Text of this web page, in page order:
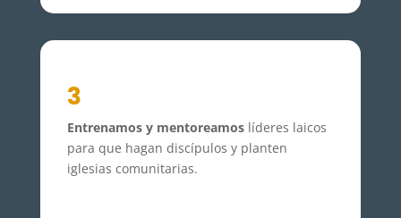
3
Entrenamos y mentoreamoslíderes laicos
para que hagan discípulos y planten
iglesias comunitarias.